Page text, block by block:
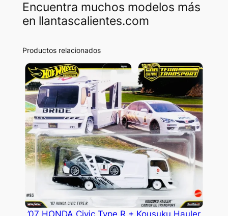
Encuentra muchos modelos más
en llantascalientes.com
Productos relacionados